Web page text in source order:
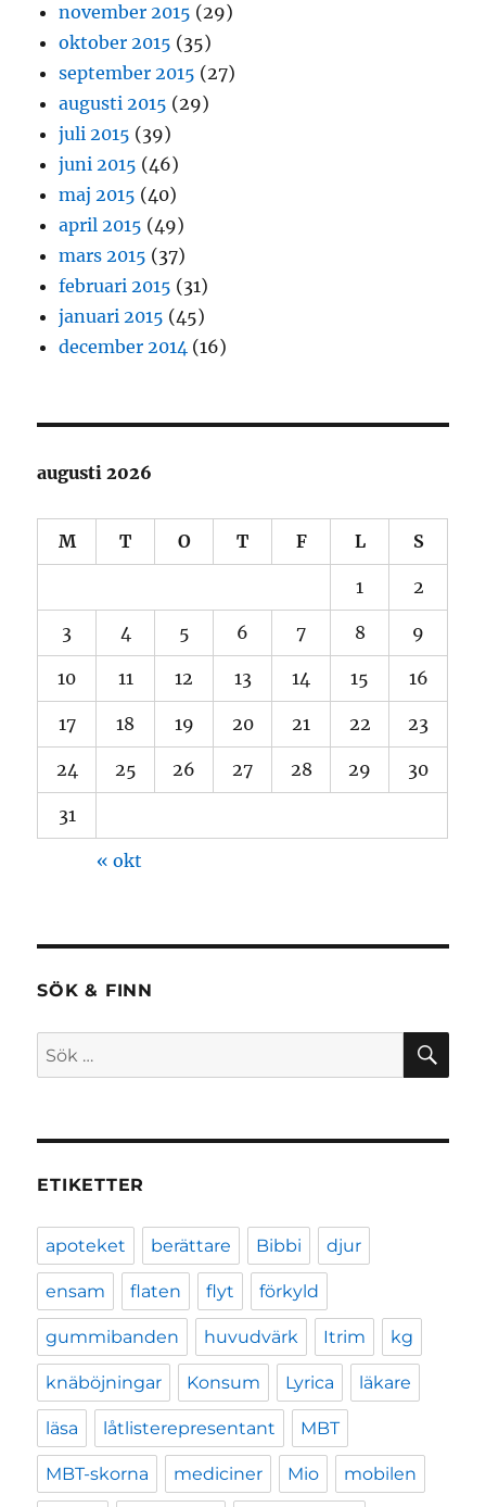
november 2015 (29)
oktober 2015 (35)
september 2015 (27)
augusti 2015 (29)
juli 2015 (39)
juni 2015 (46)
maj 2015 (40)
april 2015 (49)
mars 2015 (37)
februari 2015 (31)
januari 2015 (45)
december 2014 (16)
augusti 2026
M T O T F L S
1 2
3 4 5 6 7 8 9
10 11 12 13 14 15 16
17 18 19 20 21 22 23
24 25 26 27 28 29 30
31
« okt
SÖK & FINN
Sök
efter:
ETIKETTER
apoteket berättare Bibbi djur
ensam flaten flyt förkyld
gummibanden huvudvärk Itrim kg
knäböjningar Konsum Lyrica läkare
läsa låtlisterepresentant MBT
MBT-skorna mediciner Mio mobilen